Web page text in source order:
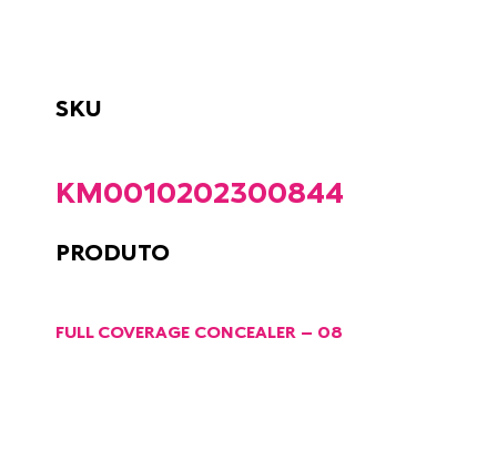
SKU
KM0010202300844
PRODUTO
FULL COVERAGE CONCEALER – 08